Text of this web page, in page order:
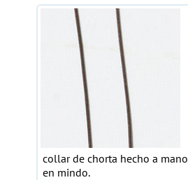
collar de chorta hecho a mano
en mindo.